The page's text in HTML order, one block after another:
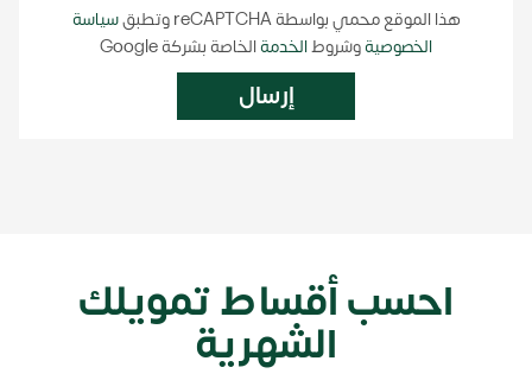
هذا الموقع محمي بواسطة reCAPTCHA وتطبق
سياسة
الخصوصيةوشروطالخدمةالخاصة بشركة Google
إرسال
احسب أقساط تمويلك
الشهرية